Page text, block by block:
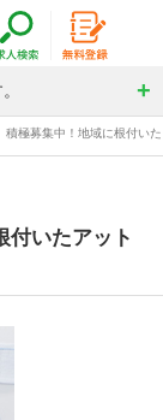
積極募集中！地域に根付い
付いたアット